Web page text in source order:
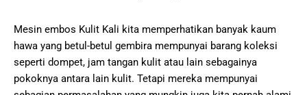
Mesin embos Kulit Kali kita memperhatikan banyak kaum
hawa yang betul-betul gembira mempunyai barang koleksi
seperti dompet, jam tangan kulit atau lain sebagainya
pokoknya antara lain kulit. Tetapi mereka mempunyai